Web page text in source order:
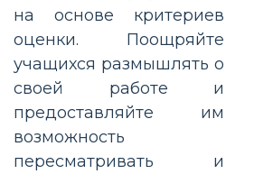
на основе критериев
оценки. Поощряйте
учащихся размышлять о
своей работе и
предоставляйте им
возможность
пересматривать и